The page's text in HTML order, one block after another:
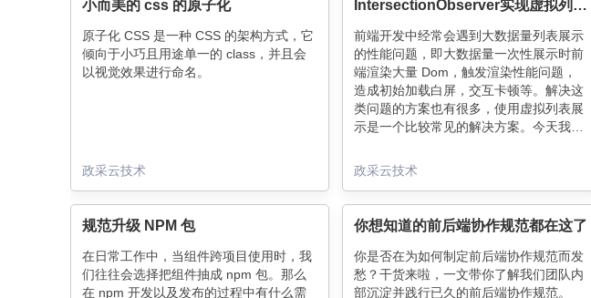
小而美的 css 的原子化
原子化 CSS 是一种 CSS 的架构方式，它
倾向于小巧且用途单一的 class，并且会
以视觉效果进行命名。
政采云技术
IntersectionObserver实现虚拟列表初探
前端开发中经常会遇到大数据量列表展示
的性能问题，即大数据量一次性展示时前
端渲染大量 Dom，触发渲染性能问题，
造成初始加载白屏，交互卡顿等。解决这
类问题的方案也有很多，使用虚拟列表展
示是一个比较常见的解决方案。今天我们
个 API 来自定义实现虚拟列表。
政采云技术
规范升级 NPM 包
在日常工作中，当组件跨项目使用时，我
们往往会选择把组件抽成 npm 包。那么
在 npm 开发以及发布的过程中有什么需
你想知道的前后端协作规范都在这了
你是否在为如何制定前后端协作规范而发
愁？干货来啦，一文带你了解我们团队内
部沉淀并践行已久的前后端协作规范。